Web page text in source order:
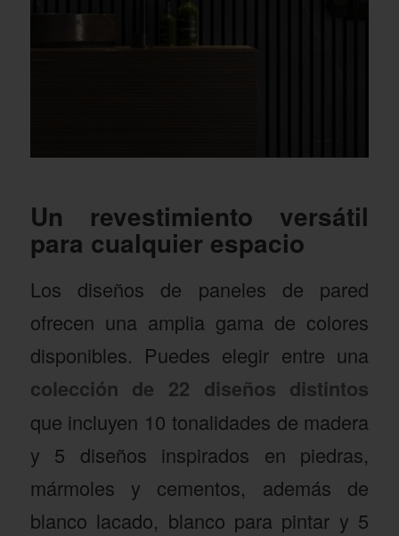
Un revestimiento versátil
para cualquier espacio
Los diseños de paneles de pared
ofrecen una amplia gama de colores
disponibles. Puedes elegir entre una
colección de 22 diseños distintos
que incluyen 10 tonalidades de madera
y 5 diseños inspirados en piedras,
mármoles y cementos, además de
blanco lacado, blanco para pintar y 5